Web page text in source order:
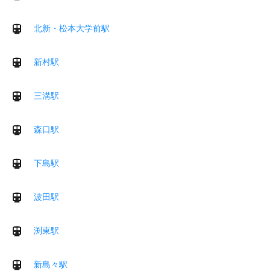
北新・松本大学前駅
新村駅
三溝駅
森口駅
下島駅
波田駅
渕東駅
新島々駅